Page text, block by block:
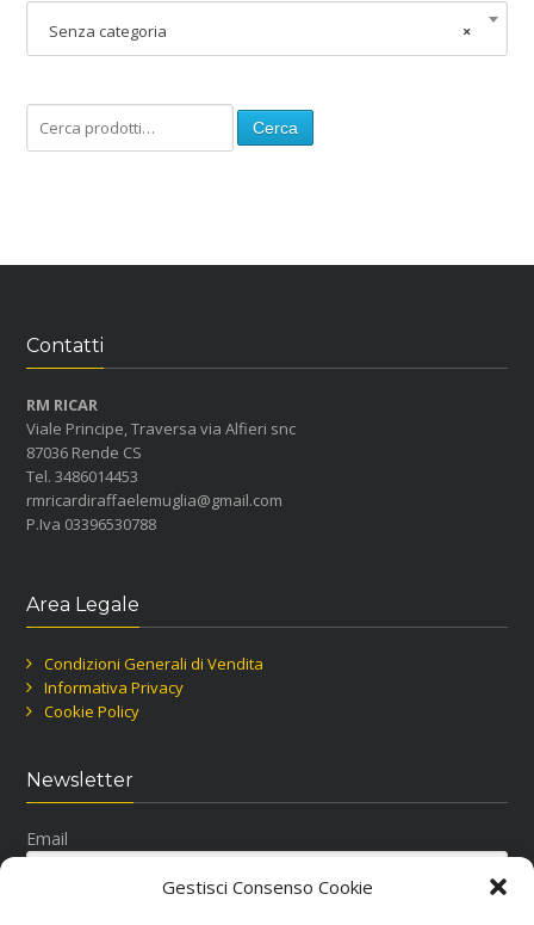
Gestisci Consenso Cookie
×
Senza categoria
Cerca
Contatti
RM RICAR
Viale Principe, Traversa via Alfieri snc
87036 Rende CS
Tel. 3486014453
rmricardiraffaelemuglia@gmail.com
P.Iva 03396530788
Area Legale
Condizioni Generali di Vendita
Informativa Privacy
Cookie Policy
Newsletter
Email